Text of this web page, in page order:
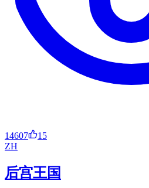
14607
15
ZH
后宫王国